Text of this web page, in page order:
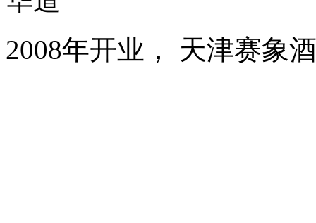
2008年开业， 天津赛